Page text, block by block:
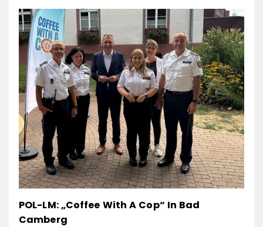
POL-LM: „Coffee With A Cop“ In Bad
Camberg